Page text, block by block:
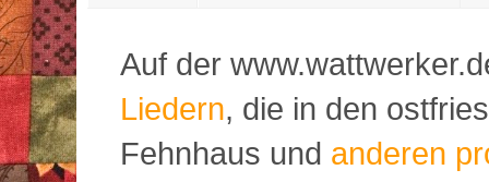
Auf der
Liedern, die in den
Fehnhaus und anderen